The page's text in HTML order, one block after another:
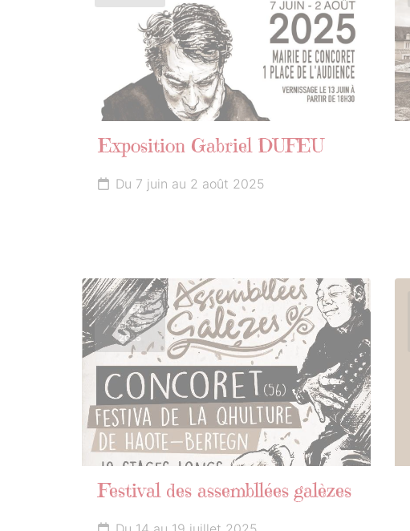
Exposition Gabriel DUFEU
Du 7 juin au 2 août 2025
14
JUILLET
2025
Festival des assembllées galèzes